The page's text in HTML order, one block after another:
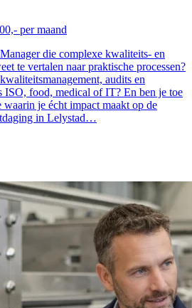
per maand
die complexe kwaliteits- en
te vertalen naar praktische processen?
audits en
ISO, food, medical of IT? En ben je toe
waarin je écht impact maakt op de
in Lelystad…